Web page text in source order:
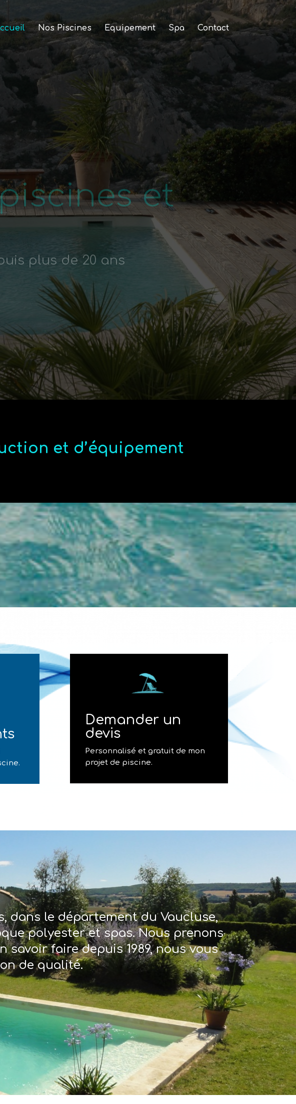
Nos Piscines Equipement Spa Contact
et
plus de 20 ans
et d’équipement
Demander un
devis
Personnalisé et gratuit de mon
projet de piscine.
dans le département du Vaucluse,
polyester et spas. Nous prenons
savoir faire depuis 1989, nous vous
de qualité.